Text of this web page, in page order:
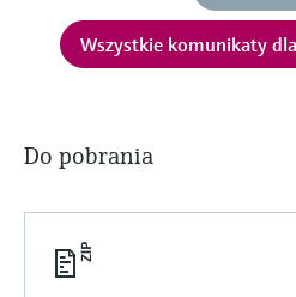
Wszystkie komunikaty
Do pobrania